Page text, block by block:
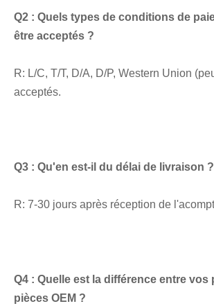
Q2 : Quels types de conditions de
être acceptés ?
R: L/C, T/T, D/A, D/P, Western Union
acceptés.
Q3 : Qu'en est-il du délai de livraison ?
R: 7-30 jours après réception de
Q4 : Quelle est la différence entre vos
pièces OEM ?